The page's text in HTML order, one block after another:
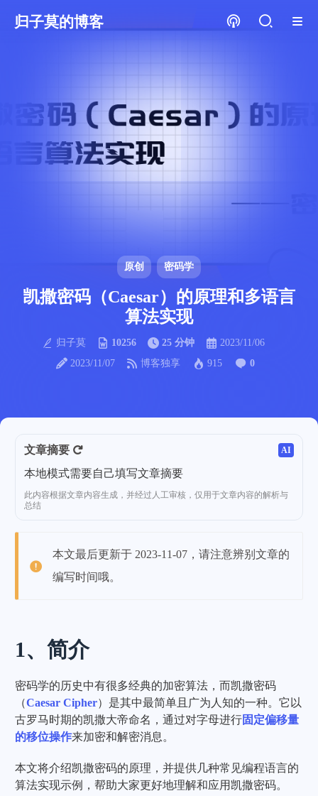
归子莫的博客
原创 密码学
凯撒密码（Caesar）的原理和多语言
算法实现
归子莫 10256 25 分钟
2023/11/06
2023/11/07
博客独享 915 0
文章摘要 AI
本地模式需要自己填写文章摘要
此内容根据文章内容生成，并经过人工审核，仅用于文章内容的解析与
总结
本文最后更新于 2023-11-07，请注意辨别文章的
编写时间哦。
1、简介
密码学的历史中有很多经典的加密算法，而凯撒密码
（Caesar Cipher）是其中最简单且广为人知的一种。它以
古罗马时期的凯撒大帝命名，通过对字母进行固定偏移量
的移位操作来加密和解密消息。
本文将介绍凯撒密码的原理，并提供几种常见编程语言的
算法实现示例，帮助大家更好地理解和应用凯撒密码。